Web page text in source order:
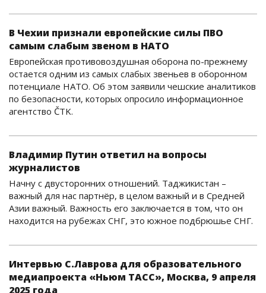
В Чехии признали европейские силы ПВО
самым слабым звеном в НАТО
Европейская противовоздушная оборона по-прежнему
остается одним из самых слабых звеньев в оборонном
потенциале НАТО. Об этом заявили чешские аналитиков
по безопасности, которых опросило информационное
агентство ČTK.
Владимир Путин ответил на вопросы
журналистов
Начну с двусторонних отношений. Таджикистан –
важный для нас партнёр, в целом важный и в Средней
Азии важный. Важность его заключается в том, что он
находится на рубежах СНГ, это южное подбрюшье СНГ.
Интервью С.Лаврова для образовательного
медиапроекта «Ньюм ТАСС», Москва, 9 апреля
2025 года